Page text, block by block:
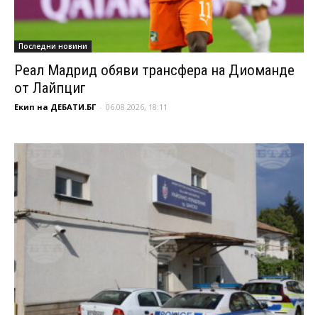
Последни новини
Реал Мадрид обяви трансфера на Диоманде
от Лайпциг
Екип на ДЕБАТИ.БГ - 06.08.2026, 18:11